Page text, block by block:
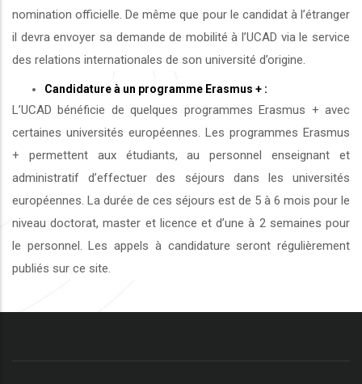
nomination officielle. De même que pour le candidat à l’étranger
il devra envoyer sa demande de mobilité à l’UCAD via le service
des relations internationales de son université d’origine.
Candidature à un programme Erasmus + :
L’UCAD bénéficie de quelques programmes Erasmus + avec
certaines universités européennes. Les programmes Erasmus
+ permettent aux étudiants, au personnel enseignant et
administratif d’effectuer des séjours dans les universités
européennes. La durée de ces séjours est de 5 à 6 mois pour le
niveau doctorat, master et licence et d’une à 2 semaines pour
le personnel. Les appels à candidature seront régulièrement
publiés sur ce site.